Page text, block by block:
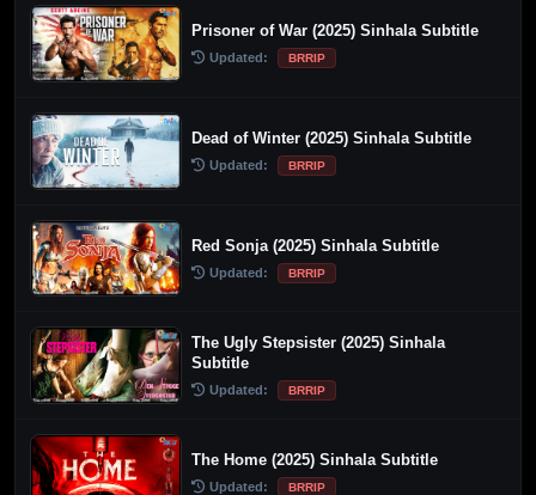
Prisoner of War (2025) Sinhala Subtitle
Updated: BRRIP
Dead of Winter (2025) Sinhala Subtitle
Updated: BRRIP
Red Sonja (2025) Sinhala Subtitle
Updated: BRRIP
The Ugly Stepsister (2025) Sinhala
Subtitle
Updated: BRRIP
The Home (2025) Sinhala Subtitle
Updated: BRRIP